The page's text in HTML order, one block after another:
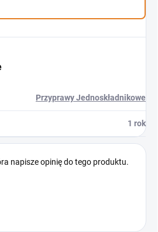
Przyprawy Jednoskładnikowe
1 rok
napisze opinię do tego produktu.